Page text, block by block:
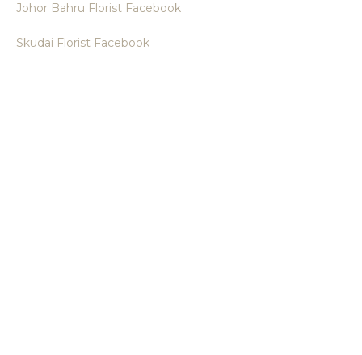
Johor Bahru Florist Facebook
Skudai Florist Facebook